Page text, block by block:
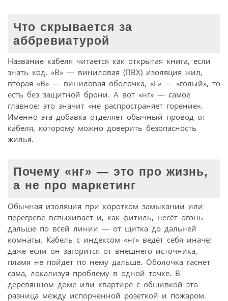
Что скрывается за
аббревиатурой
Название кабеля читается как открытая книга, если
знать код. «В» — виниловая (ПВХ) изоляция жил,
вторая «В» — виниловая оболочка, «Г» — «голый», то
есть без защитной брони. А вот «нг» — самое
главное: это значит «не распространяет горение».
Именно эта добавка отделяет обычный провод от
кабеля, которому можно доверить безопасность
жилья.
Почему «нг» — это про жизнь,
а не про маркетинг
Обычная изоляция при коротком замыкании или
перегреве вспыхивает и, как фитиль, несёт огонь
дальше по всей линии — от щитка до дальней
комнаты. Кабель с индексом «нг» ведёт себя иначе:
даже если он загорится от внешнего источника,
пламя не пойдёт по нему дальше. Оболочка гаснет
сама, локализуя проблему в одной точке. В
деревянном доме или квартире с обшивкой это
разница между испорченной розеткой и пожаром.